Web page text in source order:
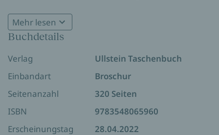
ihn bekommt sie hochbrisante Informationen über
illegal in der DDR gelagerte Waffen. Endlich ist ihre
Stunde gekommen. Sie will das Schicksal beider
deutscher Staaten in die Hand nehmen und das
Geheimnis der Gegenseite preisgeben. Doch Nina
gerät zwischen die Fronten und wird zur Gejagten.
Sie hat nur noch ein Ziel - sie muss ihren Sohn
retten.
dramatischen Eskalation: mondän und
geheimnisvoll.
Mehr lesen
Buchdetails
Verlag
Ullstein Taschenbuch
Einbandart
Broschur
Seitenanzahl
320 Seiten
ISBN
9783548065960
Erscheinungstag
28.04.2022